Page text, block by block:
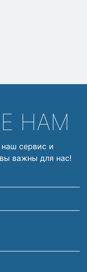
НАМ
сервис и
важны для нас!